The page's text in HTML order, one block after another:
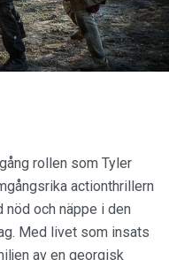
rollen som Tyler
actionthrillern
och näppe i den
Med livet som insats
av en georgisk